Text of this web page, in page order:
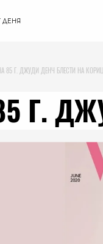
ДЕНЯ
85 Г. ДЖУДИ ДЕНЧ БЛЕСТИ НА
Г.